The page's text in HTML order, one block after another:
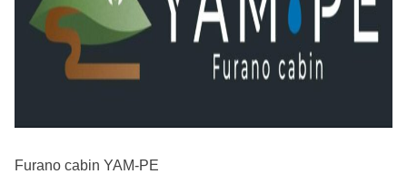
Furano cabin YAM-PE